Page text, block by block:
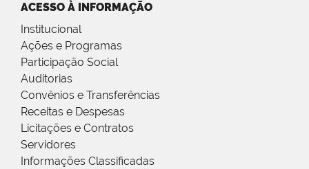
ACESSO À INFORMAÇÃO
Institucional
Ações e Programas
Participação Social
Auditorias
Convênios e Transferências
Receitas e Despesas
Licitações e Contratos
Servidores
Informações Classificadas